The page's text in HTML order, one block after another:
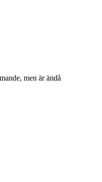
men är ändå